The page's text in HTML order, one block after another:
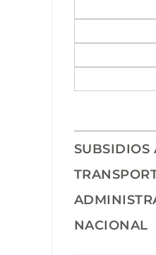
SUBSIDIOS
NACIONAL